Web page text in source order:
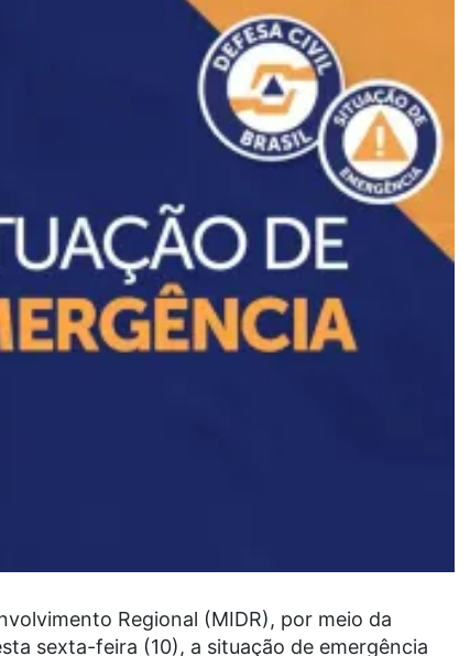
Regional (MIDR), por meio da
sexta-feira (10), a situação de emergência